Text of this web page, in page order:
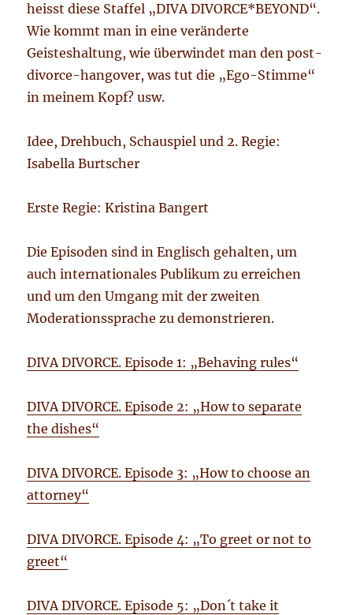
heisst diese Staffel „DIVA DIVORCE*BEYOND“.
Wie kommt man in eine veränderte
Geisteshaltung, wie überwindet man den post-
divorce-hangover, was tut die „Ego-Stimme“
in meinem Kopf? usw.
Idee, Drehbuch, Schauspiel und 2. Regie:
Isabella Burtscher
Erste Regie: Kristina Bangert
Die Episoden sind in Englisch gehalten, um
auch internationales Publikum zu erreichen
und um den Umgang mit der zweiten
Moderationssprache zu demonstrieren.
DIVA DIVORCE. Episode 1: „Behaving rules“
DIVA DIVORCE. Episode 2: „How to separate
the dishes“
DIVA DIVORCE. Episode 3: „How to choose an
attorney“
DIVA DIVORCE. Episode 4: „To greet or not to
greet“
DIVA DIVORCE. Episode 5: „Don´t take it